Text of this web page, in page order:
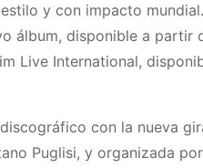
y con impacto
álbum, disponible a partir
Live International,
con la nueva
Puglisi, y organizada